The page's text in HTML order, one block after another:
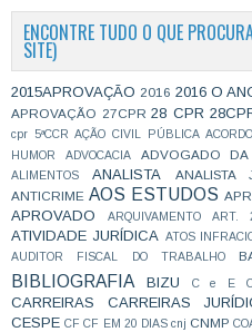
ENCONTRE TUDO O QUE
SITE)
2015APROVAÇÃO 2016 2016 O
APROVAÇÃO 27CPR 28 CPR
cpr
5ªCCR AÇÃO CIVIL PÚBLICA
HUMOR
ADVOCACIA ADVOGADO
ALIMENTOS ANALISTA ANALISTA
ANTICRIME AOS ESTUDOS
APROVADO ARQUIVAMENTO ART.
ATIVIDADE JURÍDICA ATOS
AUDITOR FISCAL DO TRABALHO
BIBLIOGRAFIA BIZU C e E
CARREIRAS CARREIRAS
CESPE CF CF EM 20 DIAS cnj CNMP